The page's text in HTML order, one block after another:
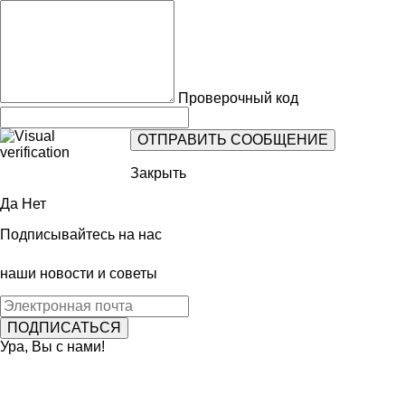
Проверочный код
Закрыть
Да Нет
Подписывайтесь на нас
наши новости и советы
Ура, Вы с нами!